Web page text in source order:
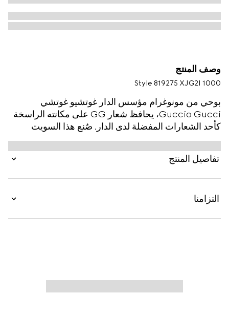
وصف المنتج
Style ‎819275 XJG2I 1000
بوحي من مونوغرام مؤسس الدار غوتشيو غوتشي
Guccio Gucci، يحافظ شعار GG على مكانته الراسخة
كأحد الشعارات المفضلة لدى الدار. صُنع هذا السويت
شيرت مع قلنسوة بالقَصّة العادية من جيرسي فيسكوز
ويتميّز بطبعة شعارات GG مجمّعة على كامل القماش.
يكتمل التصميم بتفصيل حلقة على شكل شريط ويب
باللونين الأخضر والأحمر.
تفاصيل المنتج
التزامنا